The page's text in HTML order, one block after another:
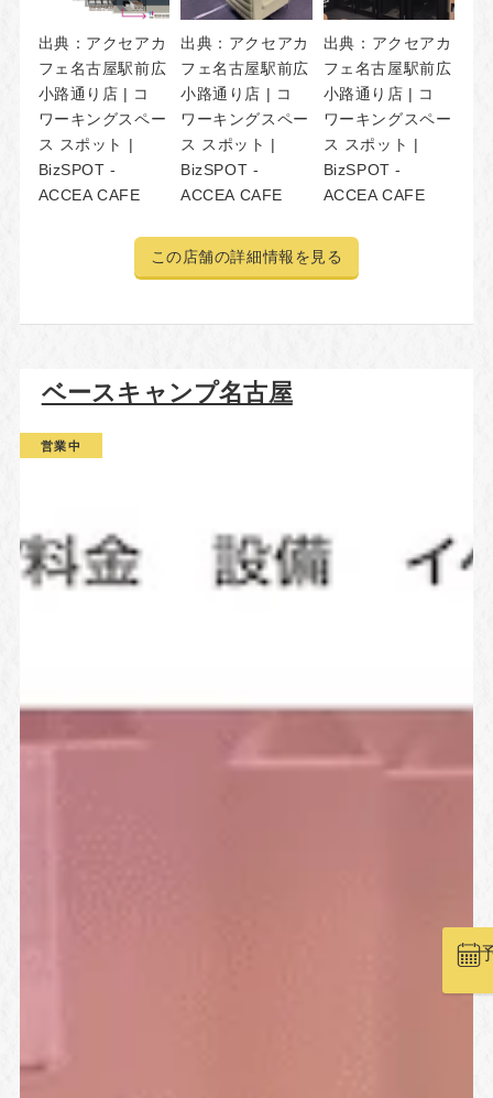
出典： アクセアカ
フェ名古屋駅前広
小路通り店 | コ
ワーキングスペー
ス スポット |
BizSPOT -
ACCEA CAFE
出典： アクセアカ
フェ名古屋駅前広
小路通り店 | コ
ワーキングスペー
ス スポット |
BizSPOT -
ACCEA CAFE
出典： アクセアカ
フェ名古屋駅前広
小路通り店 | コ
ワーキングスペー
ス スポット |
BizSPOT -
ACCEA CAFE
この店舗の詳細情報を見る
ベースキャンプ名古屋
営業中